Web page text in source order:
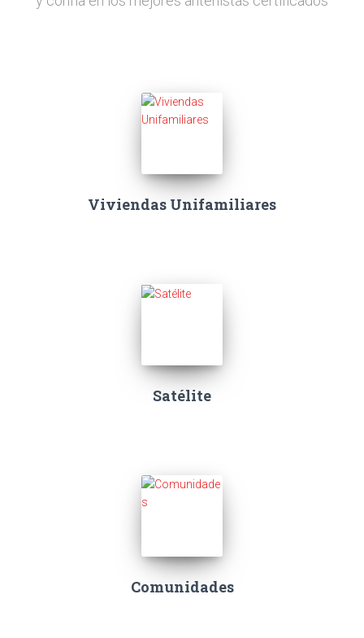
Viviendas Unifamiliares
Satélite
Comunidades